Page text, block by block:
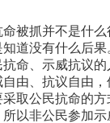
被抓并不是什
道没有什么后
命、示威抗议
由、抗议自由
取公民抗命的
以非公民参加